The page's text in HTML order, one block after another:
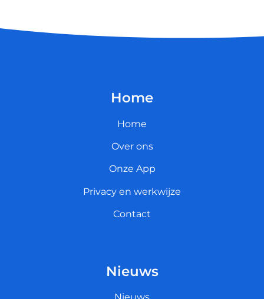
Home
Home
Over ons
Onze App
Privacy en werkwijze
Contact
Nieuws